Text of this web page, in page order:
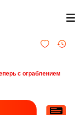
с ограблением